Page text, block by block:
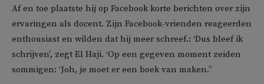
Af en toe plaatste hij op Facebook korte berichten over zijn
ervaringen als docent. Zijn Facebook-vrienden reageerden
enthousiast en wilden dat hij meer schreef.: ‘Dus bleef ik
schrijven’, zegt El Haji. ‘Op een gegeven moment zeiden
sommigen: ‘Joh, je moet er een boek van maken.’’